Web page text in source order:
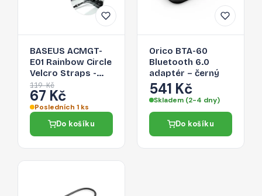
BASEUS ACMGT-
E01 Rainbow Circle
Velcro Straps -
páska na suchý zip
pro organizaci
kabelů, 1m, černá
119 Kč
67 Kč
Posledních 1 ks
Do košíku
Orico BTA-60
Bluetooth 6.0
adaptér – černý
541 Kč
Skladem (2-4 dny)
Do košíku